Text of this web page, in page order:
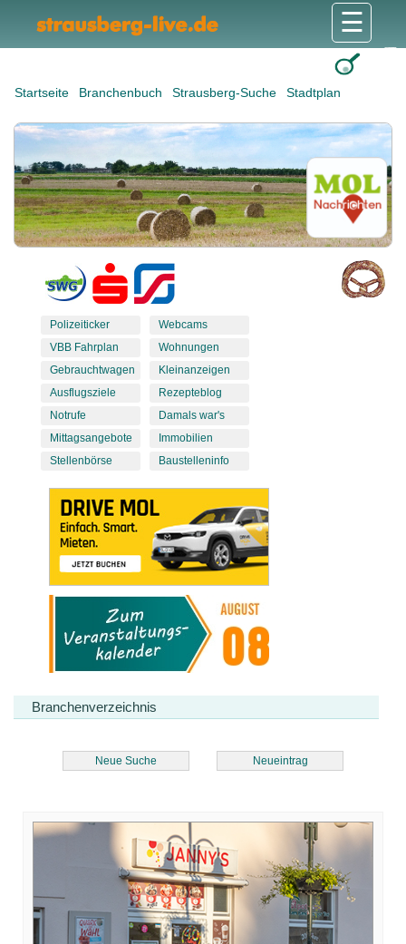
Startseite Branchenbuch Strausberg-Suche Stadtplan
☰
Polizeiticker
VBB Fahrplan
Gebrauchtwagen
Ausflugsziele
Notrufe
Mittagsangebote
Stellenbörse
Webcams
Wohnungen
Kleinanzeigen
Rezepteblog
Damals war's
Immobilien
Baustelleninfo
Branchenverzeichnis
Neue Suche Neueintrag